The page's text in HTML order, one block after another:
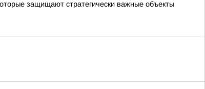
защищают стратегически важные объекты